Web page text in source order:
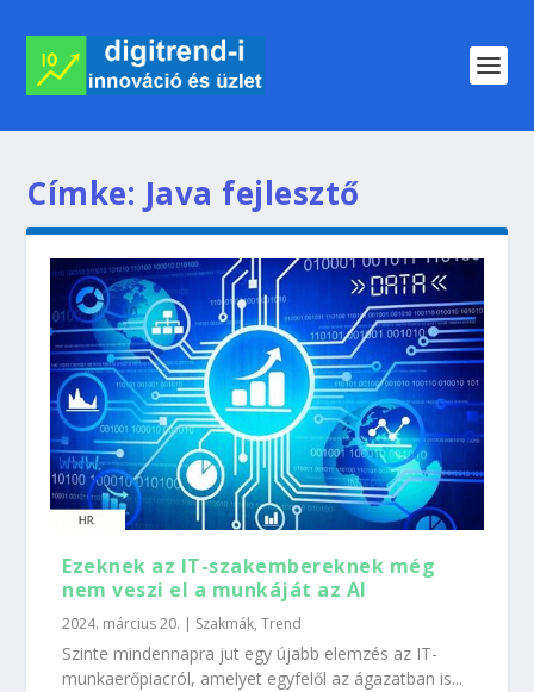
Címke: Java fejlesztő
Ezeknek az IT-szakembereknek még
nem veszi el a munkáját az AI
2024. március 20. | Szakmák,Trend
Szinte mindennapra jut egy újabb elemzés az IT-
munkaerőpiacról, amelyet egyfelől az ágazatban is...